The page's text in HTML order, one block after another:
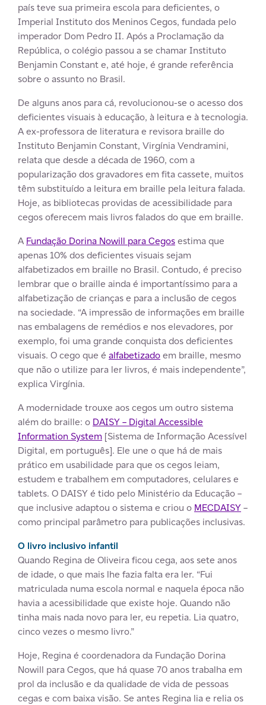
país teve sua primeira escola para deficientes, o
Imperial Instituto dos Meninos Cegos, fundada pelo
imperador Dom Pedro II. Após a Proclamação da
República, o colégio passou a se chamar Instituto
Benjamin Constant e, até hoje, é grande referência
sobre o assunto no Brasil.
De alguns anos para cá, revolucionou-se o acesso dos
deficientes visuais à educação, à leitura e à tecnologia.
A ex-professora de literatura e revisora braille do
Instituto Benjamin Constant, Virgínia Vendramini,
relata que desde a década de 1960, com a
popularização dos gravadores em fita cassete, muitos
têm substituído a leitura em braille pela leitura falada.
Hoje, as bibliotecas providas de acessibilidade para
cegos oferecem mais livros falados do que em braille.
A Fundação Dorina Nowill para Cegosestima que
apenas 10% dos deficientes visuais sejam
alfabetizados em braille no Brasil. Contudo, é preciso
lembrar que o braille ainda é importantíssimo para a
alfabetização de crianças e para a inclusão de cegos
na sociedade. “A impressão de informações em braille
nas embalagens de remédios e nos elevadores, por
exemplo, foi uma grande conquista dos deficientes
visuais. O cego que é alfabetizadoem braille, mesmo
que não o utilize para ler livros, é mais independente”,
explica Virgínia.
A modernidade trouxe aos cegos um outro sistema
além do braille: o DAISY – Digital Accessible
Information System [Sistema de Informação Acessível
Digital, em português]. Ele une o que há de mais
prático em usabilidade para que os cegos leiam,
estudem e trabalhem em computadores, celulares e
tablets. O DAISY é tido pelo Ministério da Educação –
que inclusive adaptou o sistema e criou o MECDAISY–
como principal parâmetro para publicações inclusivas.
O livro inclusivo infantil
Quando Regina de Oliveira ficou cega, aos sete anos
de idade, o que mais lhe fazia falta era ler. “Fui
matriculada numa escola normal e naquela época não
havia a acessibilidade que existe hoje. Quando não
tinha mais nada novo para ler, eu repetia. Lia quatro,
cinco vezes o mesmo livro.”
Hoje, Regina é coordenadora da Fundação Dorina
Nowill para Cegos, que há quase 70 anos trabalha em
prol da inclusão e da qualidade de vida de pessoas
cegas e com baixa visão. Se antes Regina lia e relia os